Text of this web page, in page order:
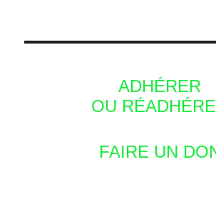
ADHÉRER
OU
FAIRE UN